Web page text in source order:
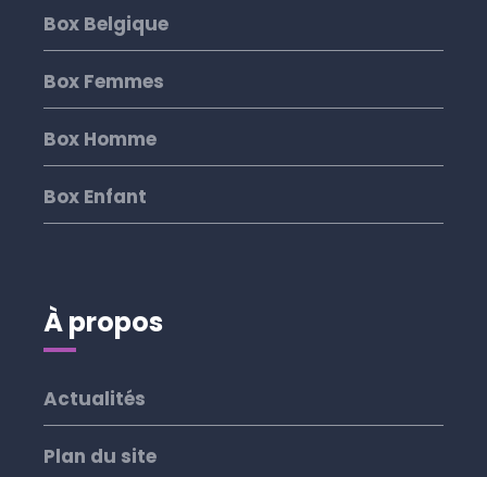
Box Belgique
Box Femmes
Box Homme
Box Enfant
À propos
Actualités
Plan du site